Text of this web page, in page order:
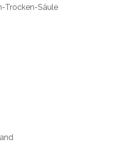
Trocken-Säule